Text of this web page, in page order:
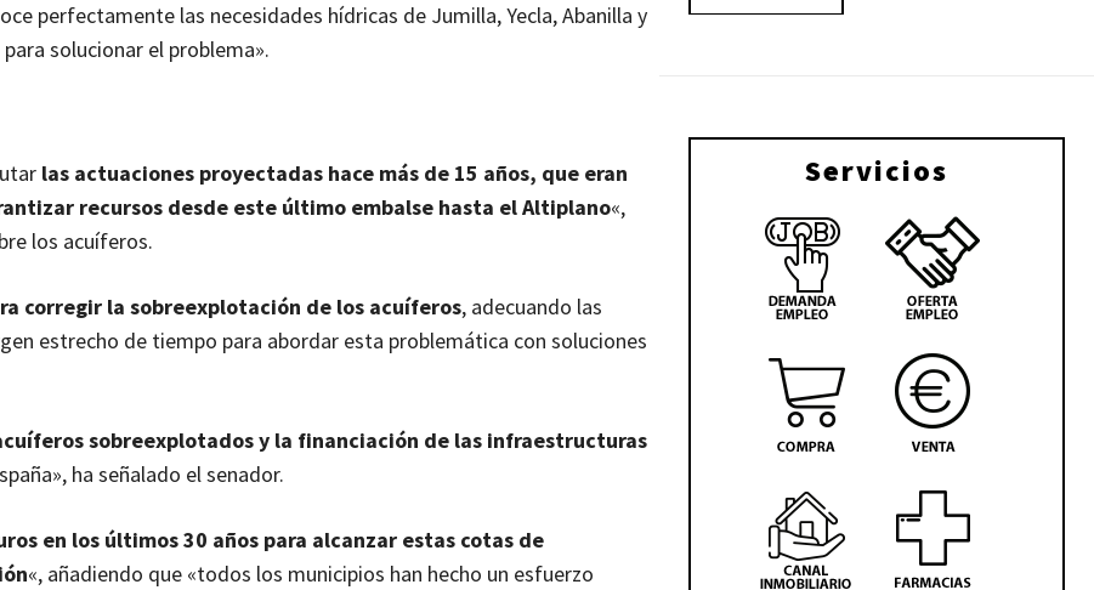
perfectamente las necesidades hídricas de Jumilla, Yecla, Abanilla y
solucionar el problema».
las actuaciones proyectadas hace más de 15 años, que eran
recursos desde este último embalse hasta el Altiplano«,
los acuíferos.
corregir la sobreexplotación de los acuíferos, adecuando las
estrecho de tiempo para abordar esta problemática con soluciones
sobreexplotados y la financiación de las infraestructuras
ha señalado el senador.
en los últimos 30 años para alcanzar estas cotas de
«, añadiendo que «todos los municipios han hecho un esfuerzo
Servicios